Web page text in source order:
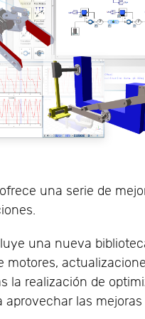
una serie de
una nueva
motores,
la realización de
aprovechar las